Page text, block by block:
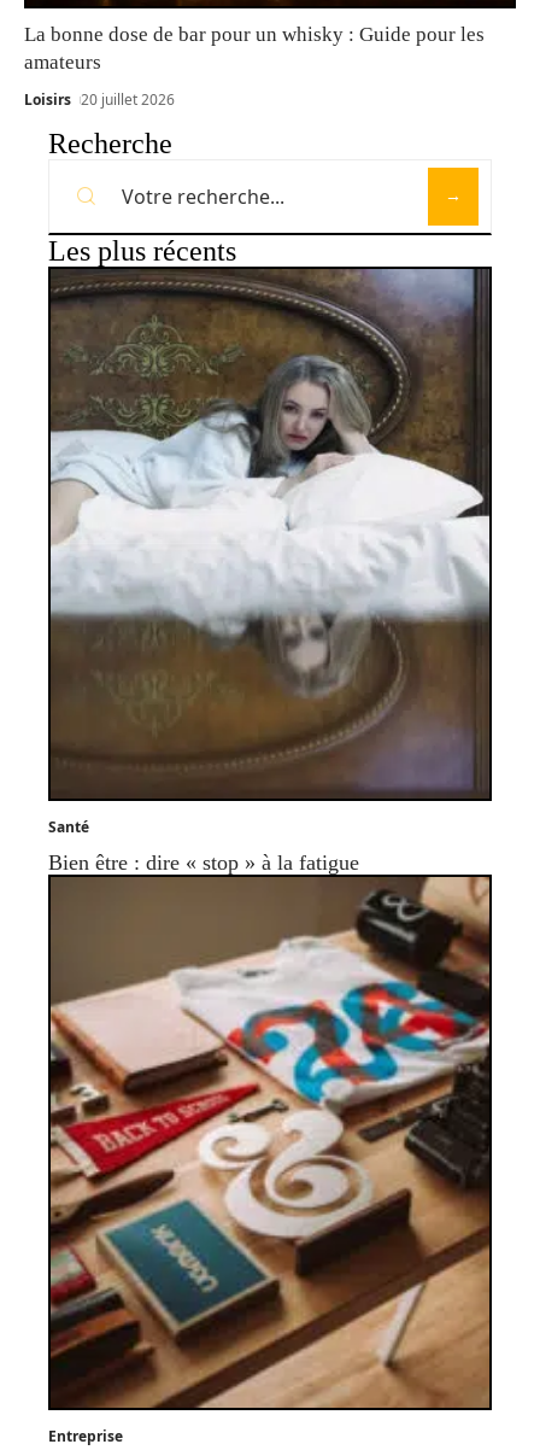
La bonne dose de bar pour un whisky : Guide pour les
amateurs
Loisirs 20 juillet 2026
Recherche
Les plus récents
Santé
Bien être : dire « stop » à la fatigue
Entreprise